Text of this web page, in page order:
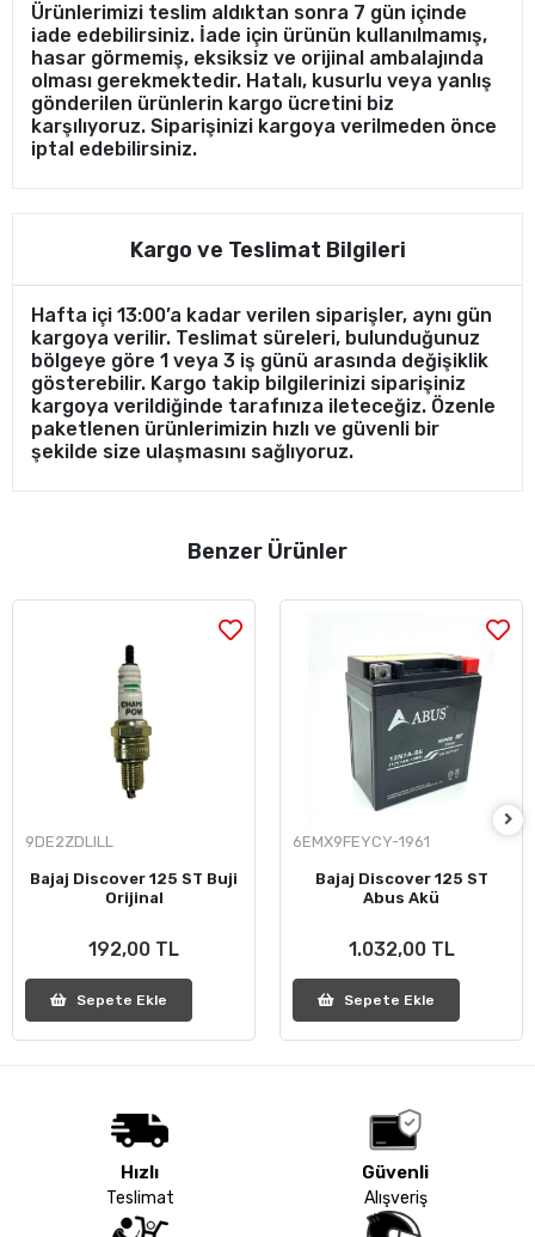
Ürünlerimizi teslim aldıktan sonra 7 gün içinde
iade edebilirsiniz. İade için ürünün kullanılmamış,
hasar görmemiş, eksiksiz ve orijinal ambalajında
olması gerekmektedir. Hatalı, kusurlu veya yanlış
gönderilen ürünlerin kargo ücretini biz
karşılıyoruz. Siparişinizi kargoya verilmeden önce
iptal edebilirsiniz.
Kargo ve Teslimat Bilgileri
Hafta içi 13:00’a kadar verilen siparişler, aynı gün
kargoya verilir. Teslimat süreleri, bulunduğunuz
bölgeye göre 1 veya 3 iş günü arasında değişiklik
gösterebilir. Kargo takip bilgilerinizi siparişiniz
kargoya verildiğinde tarafınıza ileteceğiz. Özenle
paketlenen ürünlerimizin hızlı ve güvenli bir
şekilde size ulaşmasını sağlıyoruz.
Benzer Ürünler
9DE2ZDLILL
Bajaj Discover 125 ST Buji
Orijinal
192,00 TL
Sepete Ekle
6EMX9FEYCY-1961
Bajaj Discover 125 ST
Abus Akü
1.032,00 TL
Sepete Ekle
Hızlı
Teslimat
Güvenli
Alışveriş